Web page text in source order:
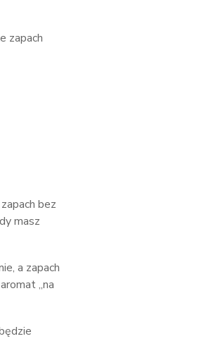
zapach
bez
masz
a zapach
„na